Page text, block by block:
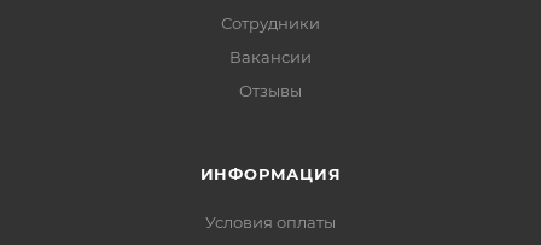
Сотрудники
Вакансии
Отзывы
ИНФОРМАЦИЯ
Условия оплаты